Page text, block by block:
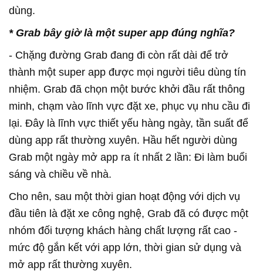
dùng.
* Grab bây giờ là một super app đúng nghĩa?
- Chặng đường Grab đang đi còn rất dài để trở
thành một super app được mọi người tiêu dùng tín
nhiệm. Grab đã chọn một bước khởi đầu rất thông
minh, chạm vào lĩnh vực đặt xe, phục vụ nhu cầu đi
lại. Đây là lĩnh vực thiết yếu hàng ngày, tần suất để
dùng app rất thường xuyên. Hầu hết người dùng
Grab một ngày mở app ra ít nhất 2 lần: Đi làm buổi
sáng và chiều về nhà.
Cho nên, sau một thời gian hoạt động với dịch vụ
đầu tiên là đặt xe công nghệ, Grab đã có được một
nhóm đối tượng khách hàng chất lượng rất cao -
mức độ gắn kết với app lớn, thời gian sử dụng và
mở app rất thường xuyên.